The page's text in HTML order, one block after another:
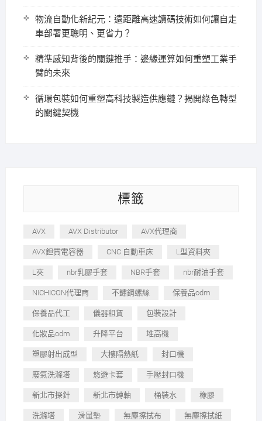
物流自動化新紀元：遠距離高速讀碼技術如何讓自走
車部署更聰明、更省力？
精準感知背後的關鍵推手：邊緣運算如何重塑工業手
臂的未來
循環包裝如何重塑高科技製造供應鏈？揭開綠色轉型
的關鍵契機
標籤
AVX AVX Distributor AVX代理商
AVX鉭質電容器 CNC 自動車床 L型資料夾
L夾 nbr乳膠手套 NBR手套 nbr耐油手套
NICHICON代理商 不鏽鋼螺絲 保養品odm
保養品代工 儀器租賃 包裝設計
化妝品odm 升降平台 堆高機
塑膠射出成型 大樓隔熱紙 封口機
廢氣洗滌塔 悠遊卡套 手壓封口機
新北市探針 新北市轉軸 桶裝水 橡膠
洗滌塔 滑鼠墊 無塵擦拭布 無塵擦拭紙